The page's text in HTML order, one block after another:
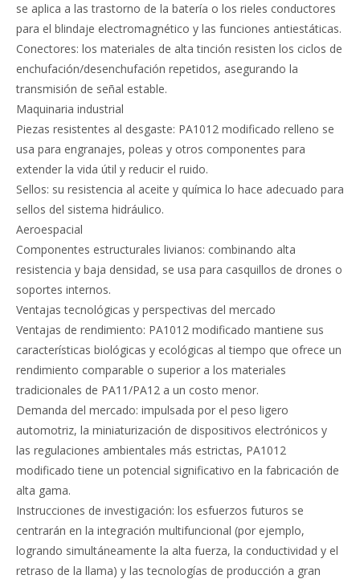
se aplica a las trastorno de la batería o los rieles conductores
para el blindaje electromagnético y las funciones antiestáticas.
Conectores: los materiales de alta tinción resisten los ciclos de
enchufación/desenchufación repetidos, asegurando la
transmisión de señal estable.
Maquinaria industrial
Piezas resistentes al desgaste: PA1012 modificado relleno se
usa para engranajes, poleas y otros componentes para
extender la vida útil y reducir el ruido.
Sellos: su resistencia al aceite y química lo hace adecuado para
sellos del sistema hidráulico.
Aeroespacial
Componentes estructurales livianos: combinando alta
resistencia y baja densidad, se usa para casquillos de drones o
soportes internos.
Ventajas tecnológicas y perspectivas del mercado
Ventajas de rendimiento: PA1012 modificado mantiene sus
características biológicas y ecológicas al tiempo que ofrece un
rendimiento comparable o superior a los materiales
tradicionales de PA11/PA12 a un costo menor.
Demanda del mercado: impulsada por el peso ligero
automotriz, la miniaturización de dispositivos electrónicos y
las regulaciones ambientales más estrictas, PA1012
modificado tiene un potencial significativo en la fabricación de
alta gama.
Instrucciones de investigación: los esfuerzos futuros se
centrarán en la integración multifuncional (por ejemplo,
logrando simultáneamente la alta fuerza, la conductividad y el
retraso de la llama) y las tecnologías de producción a gran